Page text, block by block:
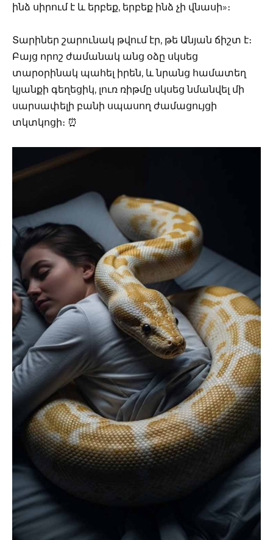
ինձ սիրում է և երբեք, երբեք ինձ չի վնասի»։
Տարիներ շարունակ թվում էր, թե Անյան ճիշտ է։
Բայց որոշ ժամանակ անց օձը սկսեց
տարօրինակ պահել իրեն, և նրանց համատեղ
կյանքի գեղեցիկ, լուռ ռիթմը սկսեց նմանվել մի
սարսափելի բանի սպասող ժամացույցի
տկտկոցի։ ⏰